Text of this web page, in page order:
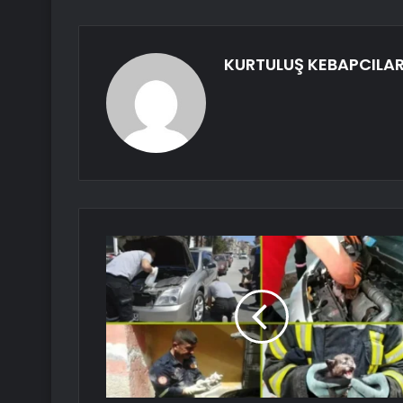
KURTULUŞ